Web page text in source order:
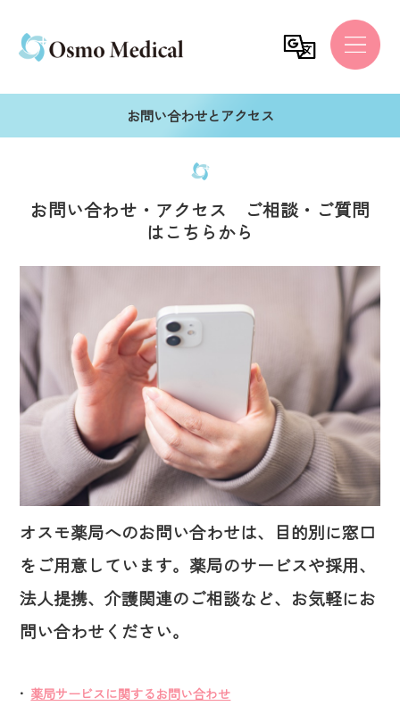
お問い合わせとアクセス
お問い合わせ・アクセス ご相談・ご質問
はこちらから
オスモ薬局へのお問い合わせは、目的別に窓口
をご用意しています。薬局のサービスや採用、
法人提携、介護関連のご相談など、お気軽にお
問い合わせください。
• 薬局サービスに関するお問い合わせ